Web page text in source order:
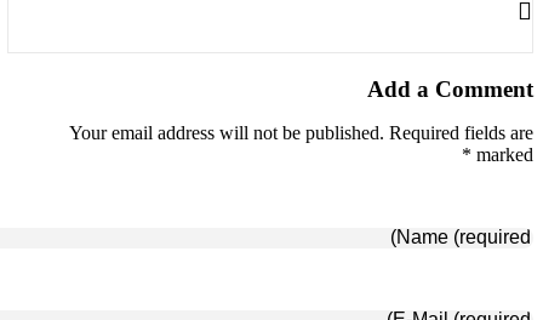
Add a Comment
Your email address will not be published. Required fields are
marked *